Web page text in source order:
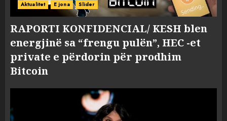
Aktualitet E jona Slider
RAPORTI KONFIDENCIAL/ KESH blen
energjinë sa “frengu pulën”, HEC -et
private e përdorin për prodhim
Bitcoin